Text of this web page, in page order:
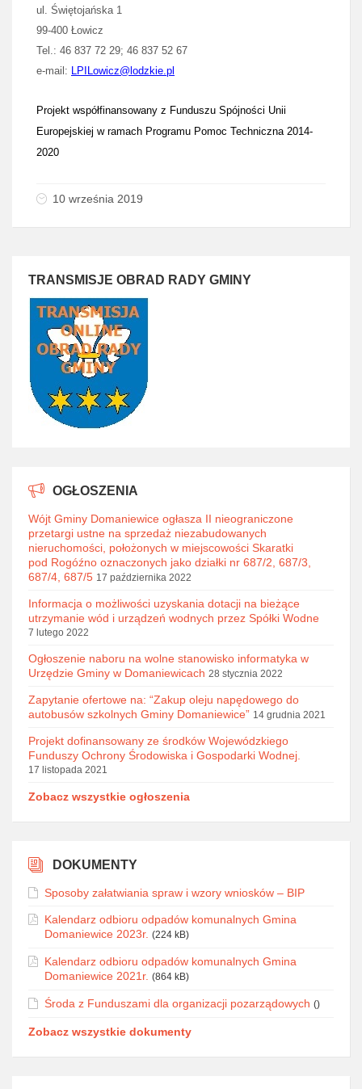
ul. Świętojańska 1
99-400 Łowicz
Tel.: 46 837 72 29; 46 837 52 67
e-mail: LPILowicz@lodzkie.pl
Projekt współfinansowany z Funduszu Spójności Unii
Europejskiej w ramach Programu Pomoc Techniczna 2014-
2020
10 września 2019
TRANSMISJE OBRAD RADY GMINY
OGŁOSZENIA
Wójt Gminy Domaniewice ogłasza II nieograniczone
przetargi ustne na sprzedaż niezabudowanych
nieruchomości, położonych w miejscowości Skaratki
pod Rogóźno oznaczonych jako działki nr 687/2, 687/3,
687/4, 687/5 17 października 2022
Informacja o możliwości uzyskania dotacji na bieżące
utrzymanie wód i urządzeń wodnych przez Spółki Wodne
7 lutego 2022
Ogłoszenie naboru na wolne stanowisko informatyka w
Urzędzie Gminy w Domaniewicach 28 stycznia 2022
Zapytanie ofertowe na: “Zakup oleju napędowego do
autobusów szkolnych Gminy Domaniewice” 14 grudnia 2021
Projekt dofinansowany ze środków Wojewódzkiego
Funduszy Ochrony Środowiska i Gospodarki Wodnej.
17 listopada 2021
Zobacz wszystkie ogłoszenia
DOKUMENTY
Sposoby załatwiania spraw i wzory wniosków – BIP
Kalendarz odbioru odpadów komunalnych Gmina
Domaniewice 2023r. (224 kB)
Kalendarz odbioru odpadów komunalnych Gmina
Domaniewice 2021r. (864 kB)
Środa z Funduszami dla organizacji pozarządowych ()
Zobacz wszystkie dokumenty